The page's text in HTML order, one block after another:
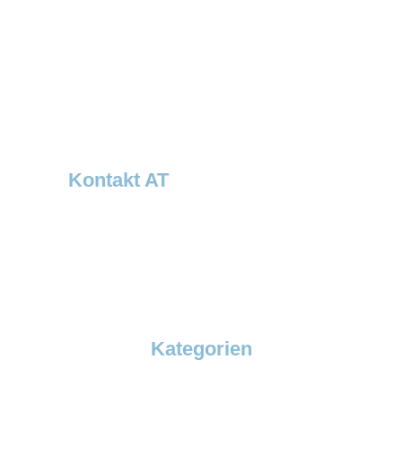
Kontakt AT
Kategorien